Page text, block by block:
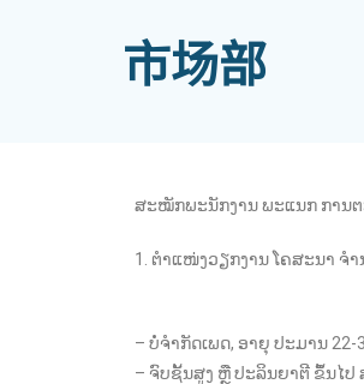
市场部
ສະໝັກພະນັກງານ ພະແນກ ການ
1. ຕຳແໜ່ງວຽກງານ ໂຄສະນາ ຈຳ
– ບໍ່ຈຳກັດເພດ, ອາຍຸ ປະມານ 22-
– ຈົບຊັ້ນສູງ ຫຼື ປະລິນຍາຕີ ຂຶ້ນໄປ